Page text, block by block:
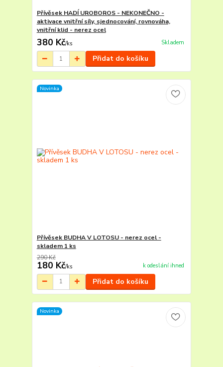
Přívěsek HADÍ UROBOROS - NEKONEČNO -
aktivace vnitřní síly, sjednocování, rovnováha,
vnitřní klid - nerez ocel
380 Kč/ks Skladem
Přidat do košíku
Novinka
Přívěsek BUDHA V LOTOSU - nerez ocel -
skladem 1 ks
290 Kč
180 Kč/ks k odeslání ihned
Přidat do košíku
Novinka